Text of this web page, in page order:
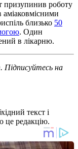
призупинив роботу
аміаковмісними
близько 50
. Один
в лікарню.
Підписуйтесь на
текст і
це редакцію.